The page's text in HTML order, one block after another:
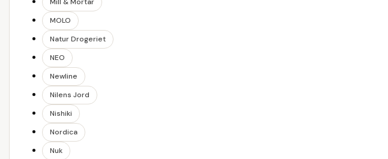
Mill & Mortar
MOLO
Natur Drogeriet
NEO
Newline
Nilens Jord
Nishiki
Nordica
Nuk